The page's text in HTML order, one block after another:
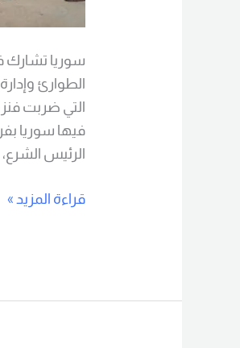
سوريا تشارك
الطوارئ
التي ضربت
فيها سوريا
الرئيس الشرع،
قراءة المزيد »